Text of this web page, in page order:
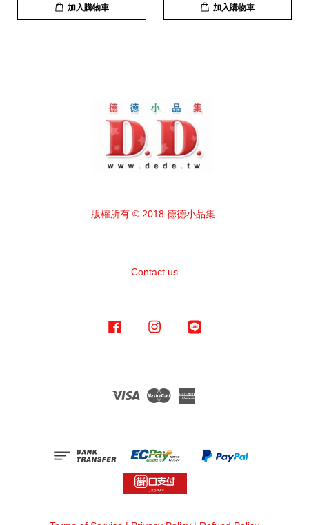
加入購物車 加入購物車
版權所有 © 2018 德德小品集.
Contact us
Facebook Instagram
Visa Master